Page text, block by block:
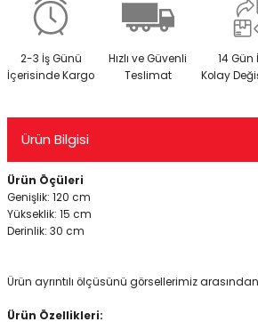
2-3 İş Günü
İçerisinde Kargo
Hızlı ve Güvenli
Teslimat
14
Kolay
Ürün Bilgisi
Ürün Öçüleri
Genişlik: 120 cm
Yükseklik: 15 cm
Derinlik: 30 cm
Ürün ayrıntılı ölçüsünü görsellerimiz
Ürün Özellikleri: